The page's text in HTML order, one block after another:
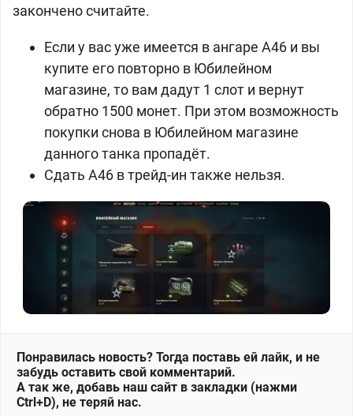
закончено считайте.
Если у вас уже имеется в ангаре A46 и вы
купите его повторно в Юбилейном
магазине, то вам дадут 1 слот и вернут
обратно 1500 монет. При этом возможность
покупки снова в Юбилейном магазине
данного танка пропадёт.
Сдать A46 в трейд-ин также нельзя.
Понравилась новость? Тогда поставь ей лайк, и не
забудь оставить свой комментарий.
А так же, добавь наш сайт в закладки (нажми
Ctrl+D), не теряй нас.